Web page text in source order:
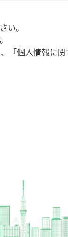
い。
「個人情報に